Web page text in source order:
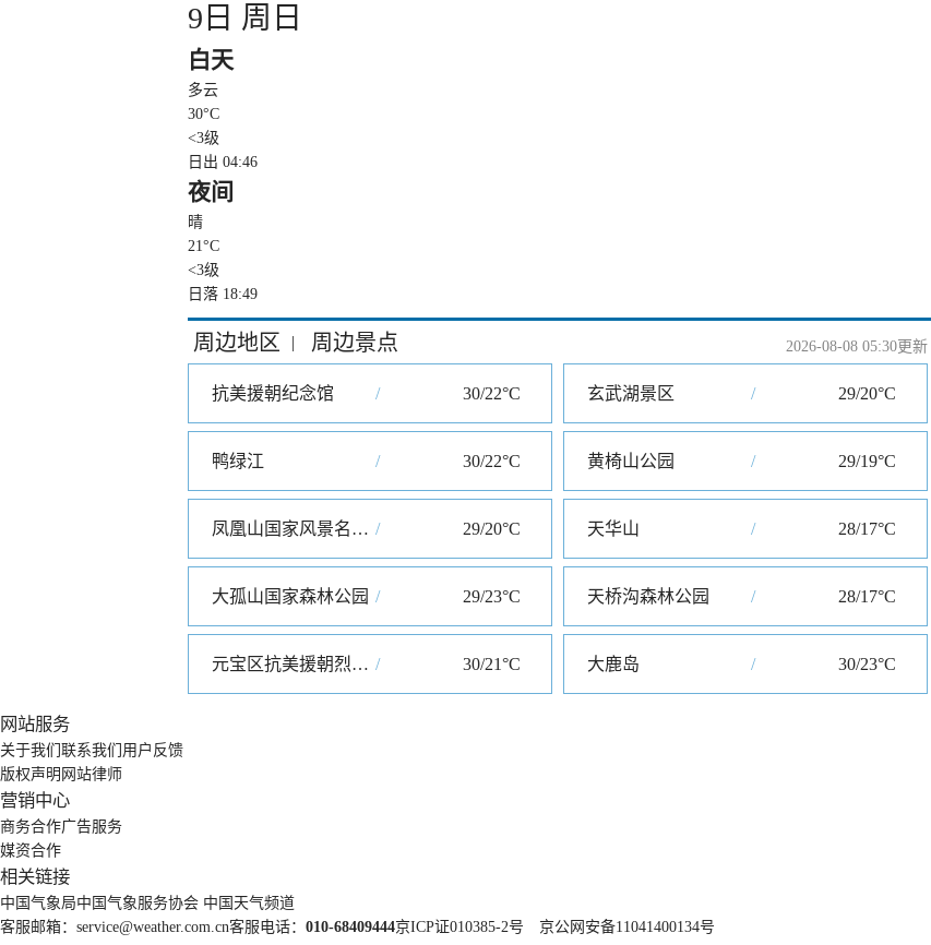
9日 周日
白天
多云
30°C
<3级
日出 04:46
夜间
晴
21°C
<3级
日落 18:49
周边地区 | 周边景点 2026-08-08 05:30更新
抗美援朝纪念馆 / 30/22°C 玄武湖景区 / 29/20°C
鸭绿江 / 30/22°C 黄椅山公园 / 29/19°C
凤凰山国家风景名胜区 / 29/20°C 天华山 / 28/17°C
大孤山国家森林公园 / 29/23°C 天桥沟森林公园 / 28/17°C
元宝区抗美援朝烈士陵园 / 30/21°C 大鹿岛 / 30/23°C
网站服务
关于我们 联系我们 用户反馈
版权声明 网站律师
营销中心
商务合作广告服务
媒资合作
相关链接
中国气象局中国气象服务协会 中国天气频道
客服邮箱： service@weather.com.cn客服电话： 010-68409444京ICP证010385-2号 京公网安备11041400134号